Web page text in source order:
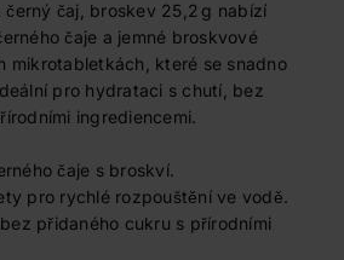
čaj, broskev 25,2 g nabízí
čaje a jemné broskvové
mikrotabletkách, které se snadno
pro hydrataci s chutí, bez
ingrediencemi.
čaje s broskví.
pro rychlé rozpouštění ve vodě.
přidaného cukru s přírodními